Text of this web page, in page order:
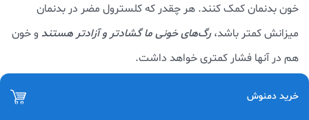
خون بدنمان کمک کنند. هر چقدر که کلسترول مضر در بدنمان
میزانش کمتر باشد،رگ‌های خونی ما گشادتر و آزادتر هستند و خون
هم در آنها فشار کمتری خواهد داشت.
در نتیجه، خواص دمنوش بابونه به کمک خرید دمنوش